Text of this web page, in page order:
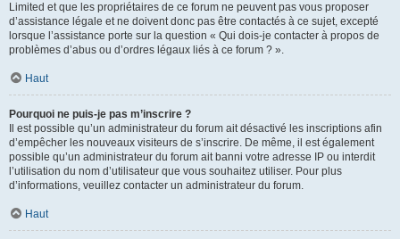
Limited et que les propriétaires de ce forum ne peuvent pas vous proposer
d’assistance légale et ne doivent donc pas être contactés à ce sujet, excepté
lorsque l’assistance porte sur la question « Qui dois-je contacter à propos de
problèmes d’abus ou d’ordres légaux liés à ce forum ? ».
Haut
Pourquoi ne puis-je pas m’inscrire ?
Il est possible qu’un administrateur du forum ait désactivé les inscriptions afin
d’empêcher les nouveaux visiteurs de s’inscrire. De même, il est également
possible qu’un administrateur du forum ait banni votre adresse IP ou interdit
l’utilisation du nom d’utilisateur que vous souhaitez utiliser. Pour plus
d’informations, veuillez contacter un administrateur du forum.
Haut